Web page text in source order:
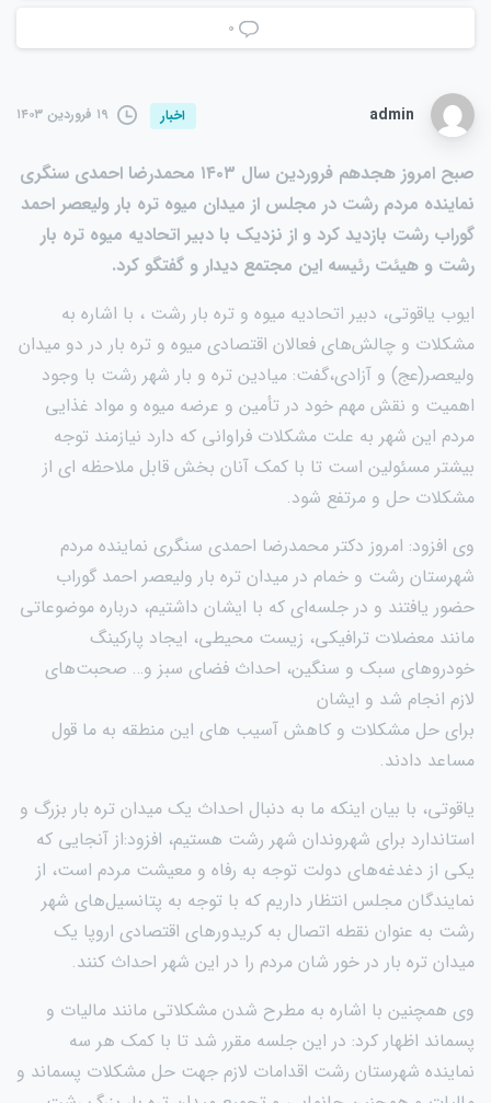
۰
admin اخبار ۱۹ فروردین ۱۴۰۳
صبح امروز هجدهم فروردین سال ۱۴۰۳ محمدرضا احمدی سنگری
نماینده مردم رشت در مجلس از میدان میوه تره بار ولیعصر احمد
گوراب رشت بازدید کرد و از نزدیک با دبیر اتحادیه میوه تره بار
رشت و هیئت رئیسه این مجتمع دیدار و گفتگو کرد.
ایوب یاقوتی، دبیر اتحادیه میوه و تره بار رشت ، با اشاره به
مشکلات و چالش‌های فعالان اقتصادی میوه و تره بار در دو میدان
ولیعصر(عج) و آزادی،گفت: میادین تره و بار شهر رشت با وجود
اهمیت و نقش مهم خود در تأمین و عرضه میوه و مواد غذایی
مردم این شهر به علت مشکلات فراوانی که دارد نیازمند توجه
بیشتر مسئولین است تا با کمک آنان بخش قابل ملاحظه ای از
مشکلات حل و مرتفع شود.
وی افزود: امروز دکتر محمدرضا احمدی سنگری نماینده مردم
شهرستان رشت و خمام در میدان تره بار ولیعصر احمد گوراب
حضور یافتند و در جلسه‌ای که با ایشان داشتیم، درباره موضوعاتی
مانند معضلات ترافیکی، زیست محیطی، ایجاد پارکینگ
خودروهای سبک و سنگین، احداث فضای سبز و… صحبت‌های
لازم انجام شد و ایشان
برای حل مشکلات و کاهش آسیب های این منطقه به ما قول
مساعد دادند.
یاقوتی، با بیان اینکه ما به دنبال احداث یک میدان تره بار بزرگ و
استاندارد برای شهروندان شهر رشت هستیم، افزود:از آنجایی که
یکی از دغدغه‌های دولت توجه به رفاه و معیشت مردم است، از
نمایندگان مجلس انتظار داریم که با توجه به پتانسیل‌های شهر
رشت به عنوان نقطه اتصال به کریدورهای اقتصادی اروپا یک
میدان تره بار در خور شان مردم را در این شهر احداث کنند.
وی همچنین با اشاره به مطرح شدن مشکلاتی مانند مالیات و
پسماند اظهار کرد: در این جلسه مقرر شد تا با کمک هر سه
نماینده شهرستان رشت اقدامات لازم جهت حل مشکلات پسماند و